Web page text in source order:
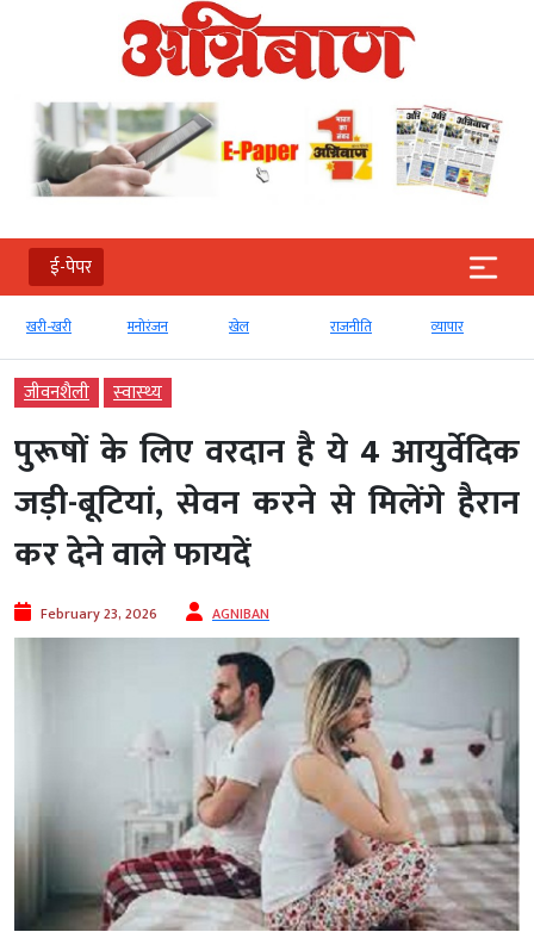
ई-पेपर
खरी-खरी मनोरंजन खेल राजनीति व्‍यापार
जीवनशैली स्‍वास्‍थ्‍य
पुरूषों के लिए वरदान है ये 4 आयुर्वेदिक
जड़ी-बूटियां, सेवन करने से मिलेंगे हैरान
कर देने वाले फायदें
February 23, 2026 AGNIBAN